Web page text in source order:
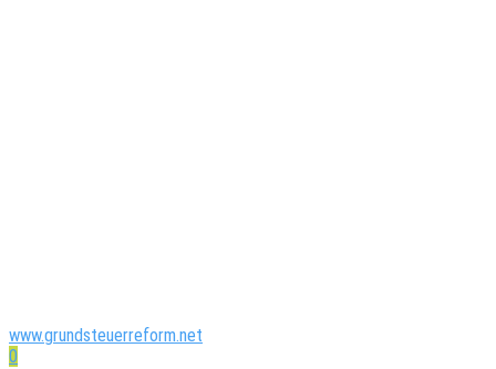
www.grundsteuerreform.net
0